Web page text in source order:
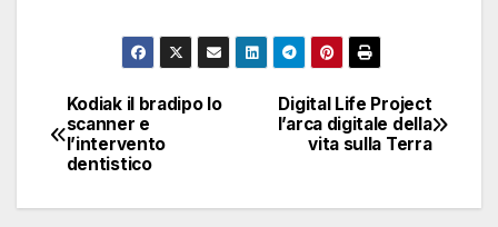
Navigazione
articoli
Digital Life Project
l’arca digitale della
vita sulla Terra
Kodiak il bradipo lo
scanner e
l’intervento
dentistico